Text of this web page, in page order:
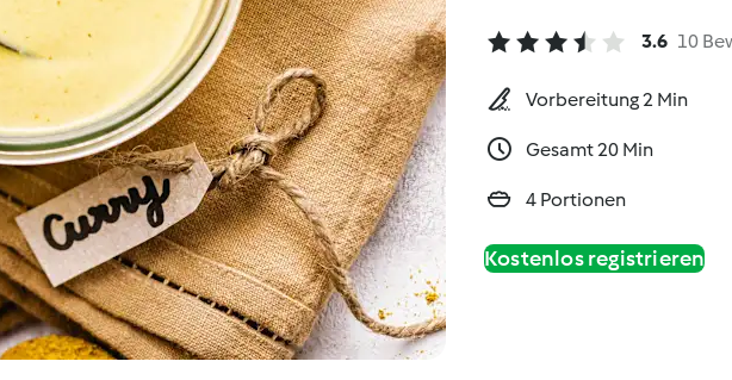
3.6 10
Vorbereitung 2 Min
Gesamt 20 Min
4 Portionen
Kostenlos registrieren